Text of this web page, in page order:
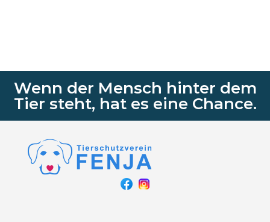
Wenn der Mensch hinter dem
Tier steht, hat es eine Chance.